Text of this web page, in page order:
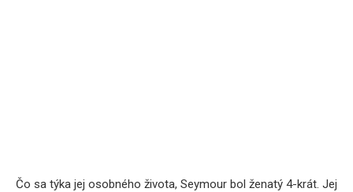
Čo sa týka jej osobného života, Seymour bol ženatý 4-krát. Jej